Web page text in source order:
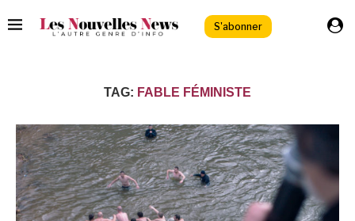
S'abonner
TAG: FABLE FÉMINISTE